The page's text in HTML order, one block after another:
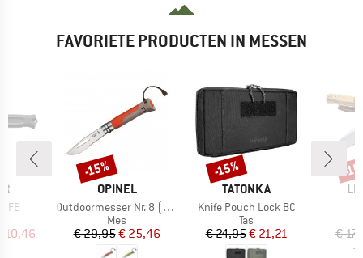
FAVORIETE PRODUCTEN IN MESSEN
FE
prijs
MERK
OPINEL
Artikel
Outdoormesser Nr. 8 (8,2 cm)
Productgroep
Mes
Prijs
€ 29,95Verlaagde prijs
€ 25,46
Korting
-15%
MERK
TATONKA
Artikel
Knife Pouch Lock BC
Productgroep
Tas
Prijs
€ 24,95Verlaagde prijs
€ 21,21
Korting
-15%
€
€
-